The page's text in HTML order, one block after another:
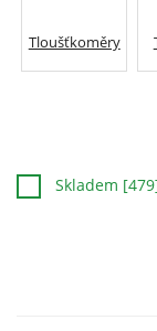
Tloušťkoměry
Skladem